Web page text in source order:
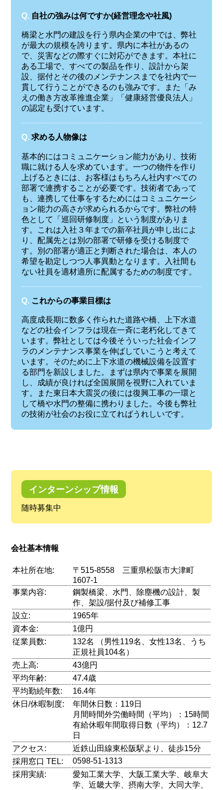
Q. 自社の強みは何ですか(経営理念や社風)
橋梁と水門の建設を行う県内企業の中では、弊社
が最大の規模を誇ります。県内に本社があるの
で、災害などの際すぐに対応ができます。本社に
ある工場で、すべての製品を作り、設計から架
設、据付とその後のメンテナンスまでを社内で一
貫して行うことができるのも強みです。また「み
えの働き方改革推進企業」「健康経営優良法人」
の認定も受けています。
Q. 求める人物像は
基本的にはコミュニケーション能力があり、技術
職に就ける人を求めています。一つの物件を作り
上げるときには、お客様はもちろん社内すべての
部署で連携することが必要です。技術者であって
も、連携して仕事をするためにはコミュニケーシ
ョン能力の高さが求められるからです。弊社の特
色として「巡回研修制度」という制度がありま
す。これは入社３年までの新卒社員が申し出によ
り、配属先とは別の部署で研修を受ける制度で
す。別の部署が適正と判断された場合は、本人の
希望を勘定しつつ人事異動となります。入社間も
ない社員を適材適所に配属するための制度です。
Q. これからの事業目標は
高度成長期に数多く作られた道路や橋、上下水道
などの社会インフラは現在一斉に老朽化してきて
います。弊社としては今後そういった社会インフ
ラのメンテナンス事業を伸ばしていこうと考えて
います。そのために上下水道の機械設備を設置す
る部門を新設しました。まずは県内で事業を展開
し、成績が良ければ全国展開を視野に入れていま
す。また東日本大震災の後には復興工事の一環と
して橋や水門の整備に携わりました。今後も弊社
の技術が社会のお役に立てればうれしいです。
インターンシップ情報
随時募集中
会社基本情報
本社所在地:
〒515-8558 三重県松阪市大津町
1607-1
事業内容:
鋼製橋梁、水門、除塵機の設計、製
作、架設/据付及び補修工事
設立:
1965年
資本金:
1億円
従業員数:
132名 （男性119名、女性13名、うち
正規社員104名）
売上高:
43億円
平均年齢:
47.4歳
平均勤続年数:
16.4年
休日/休暇制度:
年間休日数：119日
月間時間外労働時間（平均）：15時間
有給休暇年間取得日数（平均）：12.7
日
アクセス:
近鉄山田線東松阪駅より、徒歩15分
採用窓口 TEL:
0598-51-1313
採用実績:
愛知工業大学、大阪工業大学、岐阜大
学、近畿大学、摂南大学、大同大学、